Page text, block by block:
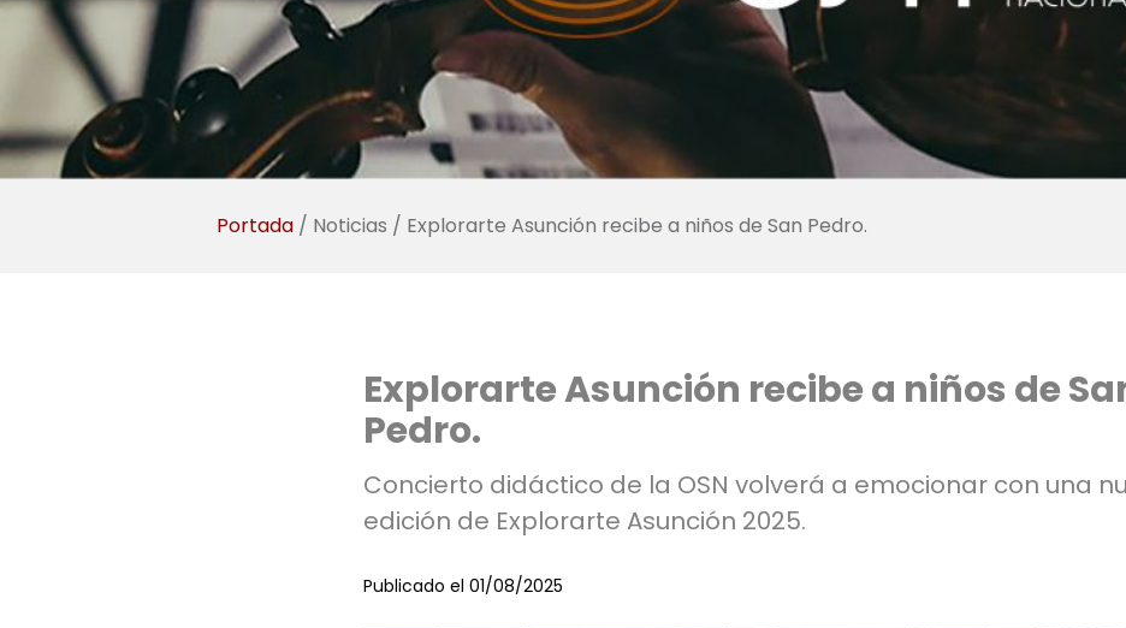
Portada / Noticias / Explorarte Asunción recibe a niños de San Pedro.
Explorarte Asunción recibe a niños de
Pedro.
Concierto didáctico de la OSN volverá a emocionar con una
edición de Explorarte Asunción 2025.
Publicado el 01/08/2025